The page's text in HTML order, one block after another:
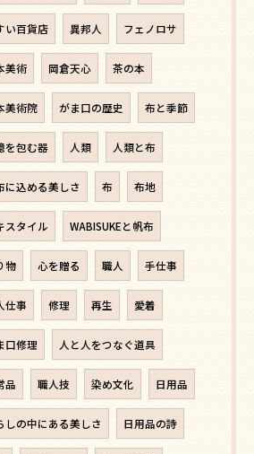
い百貨店 異邦人 フェノロサ
美術 岡倉天心 茶の本
美術院 がま口の歴史 布と季節
を包む器 人類 人類と布
に込める美しさ 布 布地
スタイル WABISUKEと帆布
物 心を贈る 職人 手仕事
仕事 修理 再生 愛着
口修理 人と人をつなぐ道具
品 職人技 染め文化 日用品
しの中にある美しさ 日用品の詩